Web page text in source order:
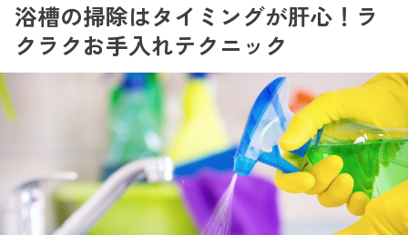
浴槽の掃除はタイミングが肝心！ラ
クラクお手入れテクニック